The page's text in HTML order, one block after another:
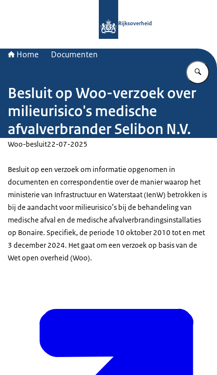
Rijksoverheid
Home Documenten
Besluit op Woo-verzoek over
milieurisico's medische
afvalverbrander Selibon N.V.
Woo-besluit22-07-2025
Besluit op een verzoek om informatie opgenomen in
documenten en correspondentie over de manier waarop het
ministerie van Infrastructuur en Waterstaat (IenW) betrokken is
bij de aandacht voor milieurisico’s bij de behandeling van
medische afval en de medische afvalverbrandingsinstallaties
op Bonaire. Specifiek, de periode 10 oktober 2010 tot en met
3 december 2024. Het gaat om een verzoek op basis van de
Wet open overheid (Woo).